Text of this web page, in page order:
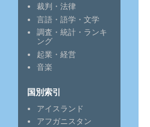
裁判・法律
言語・語学・文学
調査・統計・ランキ
ング
起業・経営
音楽
国別索引
アイスランド
アフガニスタン